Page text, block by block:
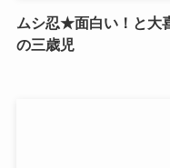
ムシ忍★面白い！と大
の三歳児